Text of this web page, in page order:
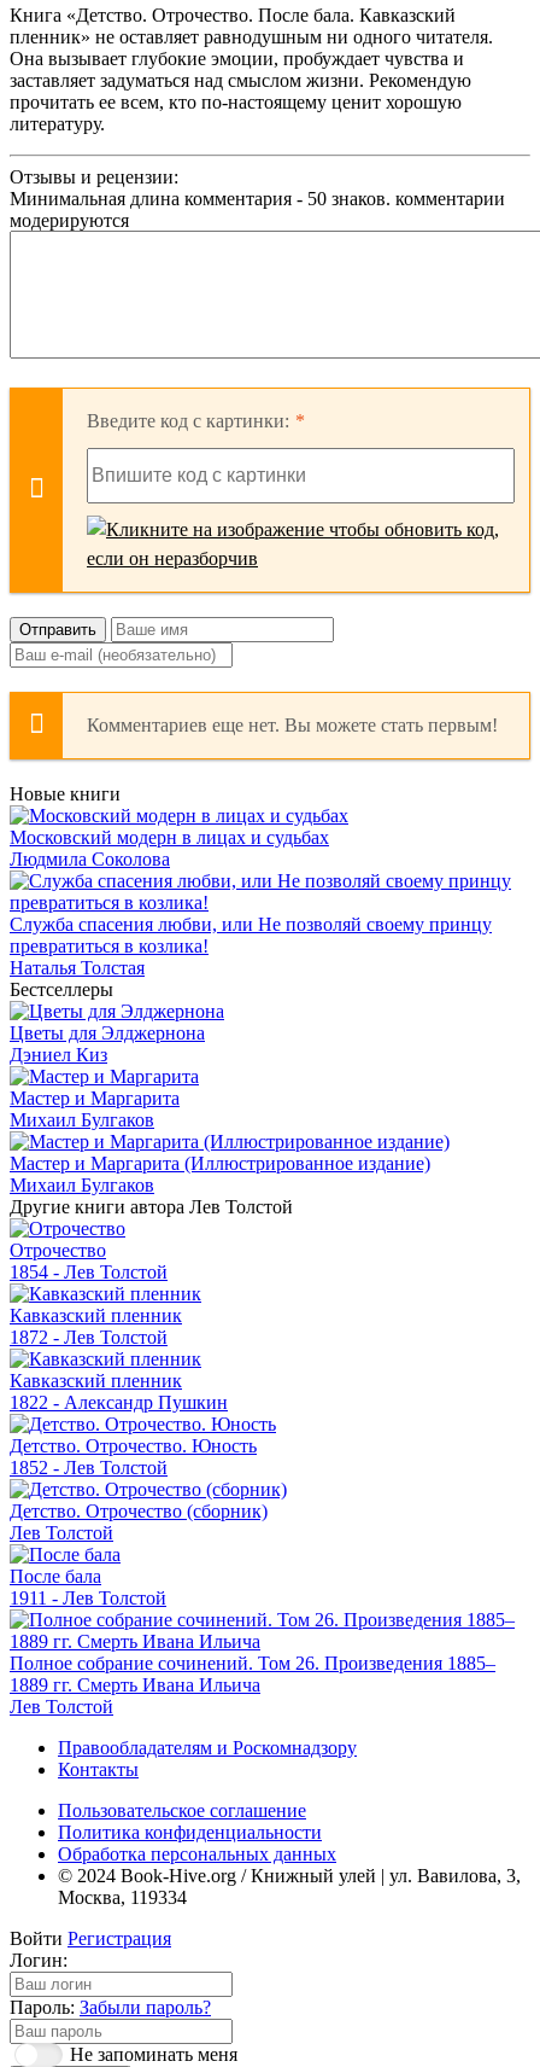
Книга «Детство. Отрочество. После бала. Кавказский
пленник» не оставляет равнодушным ни одного читателя.
Она вызывает глубокие эмоции, пробуждает чувства и
заставляет задуматься над смыслом жизни. Рекомендую
прочитать ее всем, кто по-настоящему ценит хорошую
литературу.
Отзывы и рецензии:
Минимальная длина комментария - 50 знаков. комментарии
модерируются
Введите код с картинки:
Отправить
Комментариев еще нет. Вы можете стать первым!
Новые книги
Московский модерн в лицах и судьбах
Людмила Соколова
Служба спасения любви, или Не позволяй своему принцу
превратиться в козлика!
Наталья Толстая
Бестселлеры
Цветы для Элджернона
Дэниел Киз
Мастер и Маргарита
Михаил Булгаков
Мастер и Маргарита (Иллюстрированное издание)
Михаил Булгаков
Другие книги автора Лев Толстой
Отрочество
1854 - Лев Толстой
Кавказский пленник
1872 - Лев Толстой
Кавказский пленник
1822 - Александр Пушкин
Детство. Отрочество. Юность
1852 - Лев Толстой
Детство. Отрочество (сборник)
Лев Толстой
После бала
1911 - Лев Толстой
Полное собрание сочинений. Том 26. Произведения 1885–
1889 гг. Смерть Ивана Ильича
Лев Толстой
Правообладателям и Роскомнадзору
Контакты
Пользовательское соглашение
Политика конфиденциальности
Обработка персональных данных
© 2024 Book-Hive.org / Книжный улей | ул. Вавилова, 3,
Москва, 119334
Войти Регистрация
Логин:
Пароль: Забыли пароль?
Не запоминать меня